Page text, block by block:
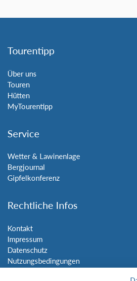
Tourentipp
Über uns
Touren
Hütten
MyTourentipp
Service
Wetter & Lawinenlage
Bergjournal
Gipfelkonferenz
Rechtliche Infos
Kontakt
Impressum
Datenschutz
Nutzungsbedingungen